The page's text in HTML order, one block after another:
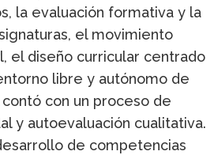
la evaluación formativa y la
el movimiento
el diseño curricular centrado
libre y autónomo de
con un proceso de
y autoevaluación cualitativa.
de competencias